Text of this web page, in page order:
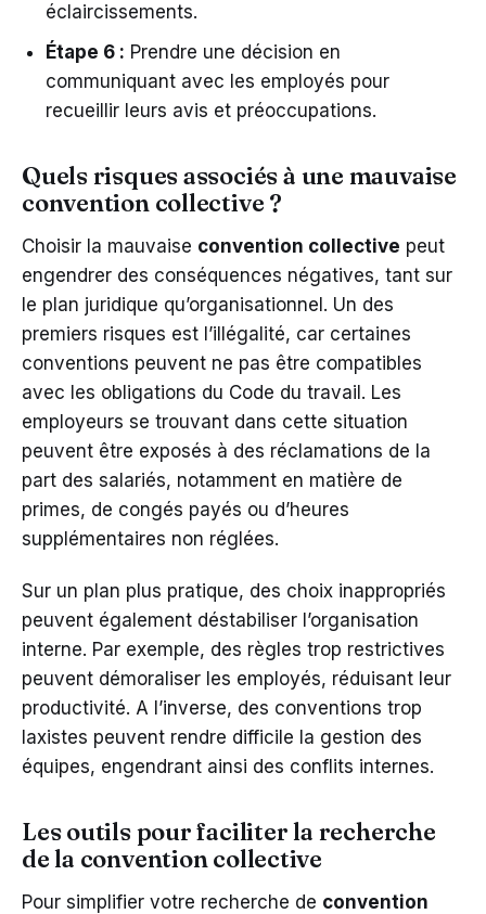
éclaircissements.
Étape 6 : Prendre une décision en
communiquant avec les employés pour
recueillir leurs avis et préoccupations.
Quels risques associés à une mauvaise
convention collective ?
Choisir la mauvaise convention collective peut
engendrer des conséquences négatives, tant sur
le plan juridique qu’organisationnel. Un des
premiers risques est l’illégalité, car certaines
conventions peuvent ne pas être compatibles
avec les obligations du Code du travail. Les
employeurs se trouvant dans cette situation
peuvent être exposés à des réclamations de la
part des salariés, notamment en matière de
primes, de congés payés ou d’heures
supplémentaires non réglées.
Sur un plan plus pratique, des choix inappropriés
peuvent également déstabiliser l’organisation
interne. Par exemple, des règles trop restrictives
peuvent démoraliser les employés, réduisant leur
productivité. A l’inverse, des conventions trop
laxistes peuvent rendre difficile la gestion des
équipes, engendrant ainsi des conflits internes.
Les outils pour faciliter la recherche
de la convention collective
Pour simplifier votre recherche de convention